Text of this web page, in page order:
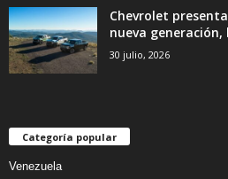
Chevrolet
nueva generación,
30 julio, 2026
Categoría popular
Venezuela